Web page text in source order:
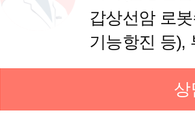
갑상선암 로
기능항진 등),
상